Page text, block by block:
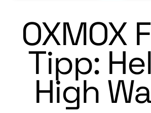
OXMOX
Tipp:
High